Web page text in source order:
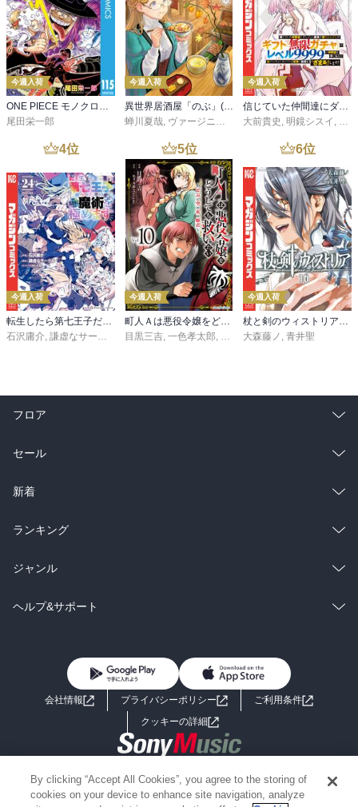
今週入荷
尾田栄一郎
今週入荷
蝉川夏哉 ヴァージニア二等兵 ,転
今週入荷
大前貴史 明鏡シスイ
4位
今週入荷
転生したら第七王子だったので、気ままに魔術を極めます（２４）
石沢庸介, 謙虚なサークル メル。
5位
今週入荷
町人Ａは悪役令嬢をどうしても救いたい ～どぶと空と氷の姫君～１０【電子書店共通特典イラスト付】
目黒三吉, 一色孝太郎, Parum
6位
今週入荷
杖と剣のウィストリア（１６）
大森藤ノ , 青井聖
フロア
総合
ラノベ
雑誌・グラビア
BL・TL
セール
総合
ラノベ
雑誌・グラビア
BL・TL
新着
総合
ラノベ
雑誌・グラビア
ランキング
総合
ラノベ
ジャンル
コミック
ライトノベル 男子向けラノベ
小説
海外小説
ミステリー SF
ヘルプ&サポート
よくあるご質問 お問い合わせ
会社情報 プライバシーポリシー
ご利用条件
クッキーの詳細
Copyright 2017 - 2026 Sony Music Entertainment(Japan) Inc.
Information on the site is for the Japan domestic market only
By clicking “Accept All Cookies”, you agree to the storing of
cookies on your device to enhance site navigation, analyze